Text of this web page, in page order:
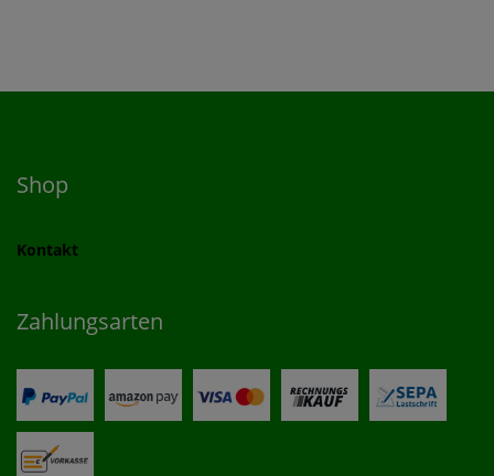
Shop
Kontakt
Zahlungsarten